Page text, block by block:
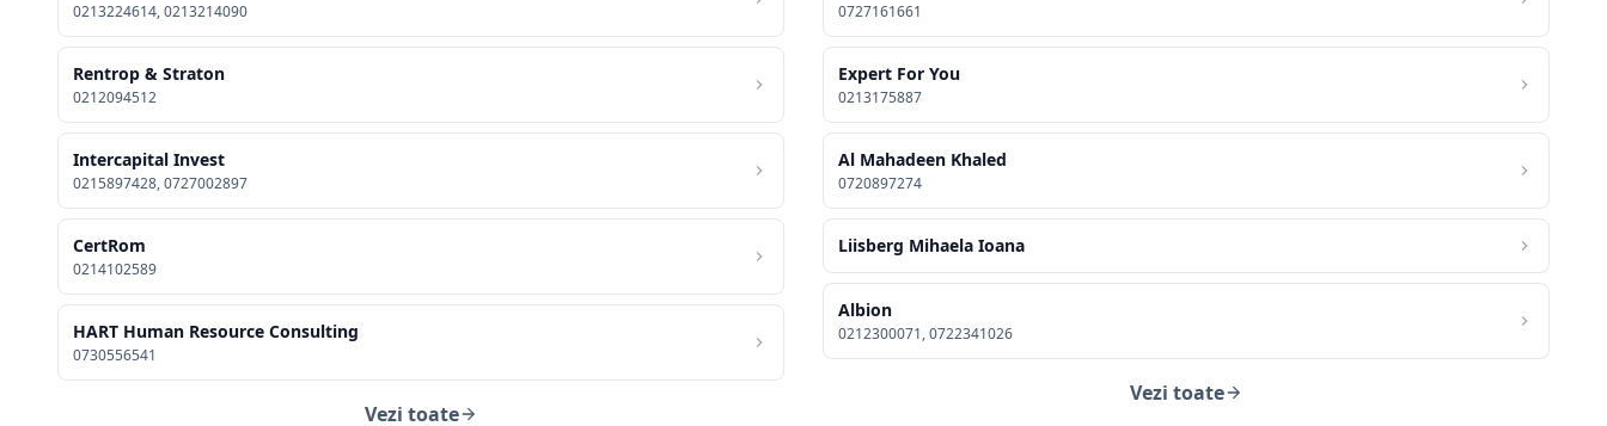
0213224614, 0213214090
Rentrop & Straton
0212094512
Intercapital Invest
0215897428, 0727002897
CertRom
0214102589
HART Human Resource Consulting
0730556541
Vezi toate
0727161661
Expert For You
0213175887
Al Mahadeen Khaled
0720897274
Liisberg Mihaela Ioana
Albion
0212300071, 0722341026
Vezi toate